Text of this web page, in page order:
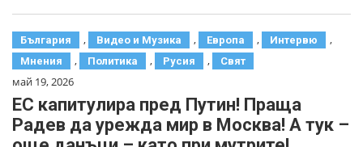
България , Видео и Музика , Европа , Интервю ,
Мнения , Политика , Русия , Свят
май 19, 2026
ЕС капитулира пред Путин! Праща
Радев да урежда мир в Москва! А тук –